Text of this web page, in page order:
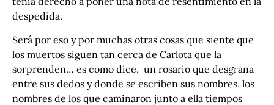
despedida.
Será por eso y por muchas otras cosas que siente que
los muertos siguen tan cerca de Carlota que la
sorprenden… es como dice, un rosario que desgrana
entre sus dedos y donde se escriben sus nombres, los
nombres de los que caminaron junto a ella tiempos